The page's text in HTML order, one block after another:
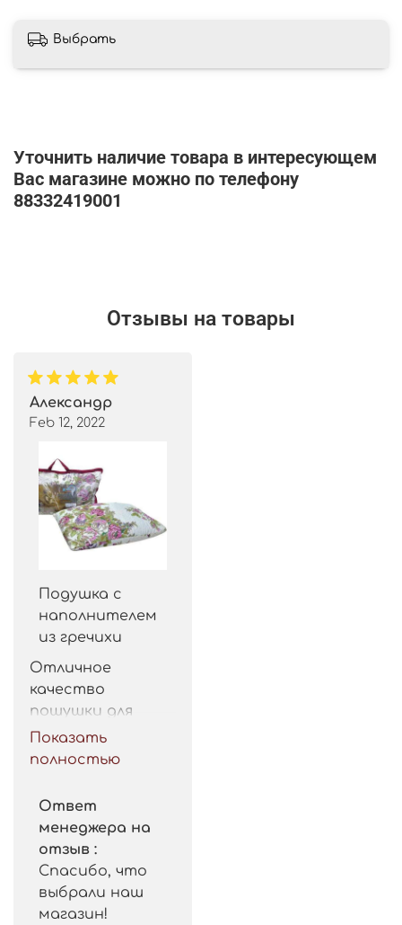
Выбрать
Уточнить наличие товара в интересующем
Вас магазине можно по телефону
88332419001
Отзывы на товары
Александр
Feb 12, 2022
Подушка с
наполнителем
из гречихи
Отличное
качество
пошушки для
такой цены.
Рекомендую.
Показать
полностью
Ответ
менеджера на
отзыв :
Спасибо, что
выбрали наш
магазин!